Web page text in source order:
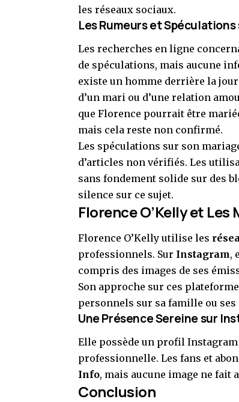
les réseaux sociaux.
Les Rumeurs et Spéculations
Les recherches en ligne
de spéculations, mais aucune
existe un homme derrière la
d’un mari ou d’une relation
que Florence pourrait être
mais cela reste non confirmé.
Les spéculations sur son
d’articles non vérifiés. Les
sans fondement solide sur des
silence sur ce sujet.
Florence O’Kelly et
Florence O’Kelly utilise les
professionnels. Sur Instagram,
compris des images de ses
Son approche sur ces
personnels sur sa famille ou
Une Présence Sereine sur
Elle possède un profil
professionnelle. Les fans et
Info, mais aucune image ne fait
Conclusion